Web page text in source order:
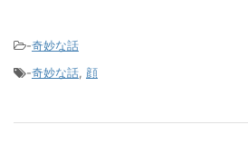
-奇妙な話
-奇妙な話, 顔